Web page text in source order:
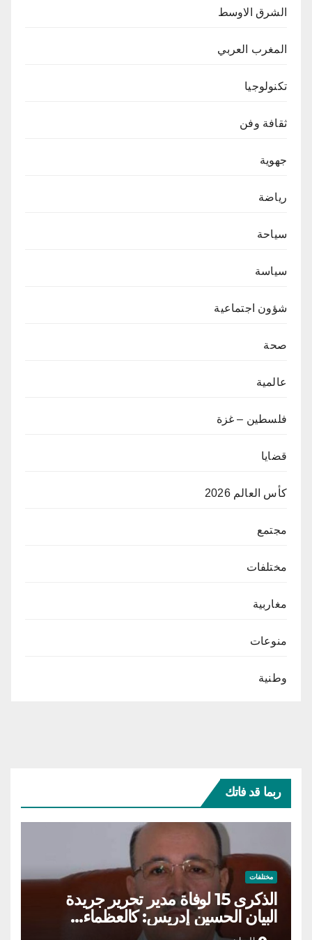
الشرق الاوسط
المغرب العربي
تكنولوجيا
ثقافة وفن
جهوية
رياضة
سياحة
سياسة
شؤون اجتماعية
صحة
عالمية
فلسطين – غزة
قضايا
كأس العالم 2026
مجتمع
مختلفات
مغاربية
منوعات
وطنية
ربما قد فاتك
مختلفات
الذكرى 15 لوفاة مدير تحرير جريدة
البيان الحسين إدريس: كالعظماء…
عاش شامخا ورحل واقفا